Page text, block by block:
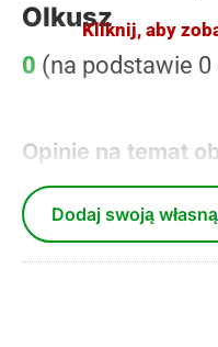
Olkusz
0 (na podstawie 0
Opinie na temat
Kliknij, aby
Dodaj swoją